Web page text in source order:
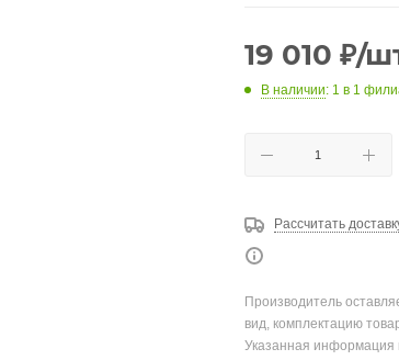
19 010 ₽/
В наличии: 1 в 1
Рассчитать
Производитель
вид, комплектацию
Указанная информация